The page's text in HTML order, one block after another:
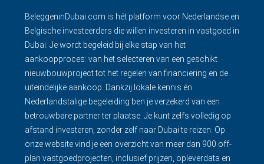
BeleggeninDubai.com is hét platform voor Nederlandse en
Belgische investeerders die willen investeren in vastgoed in
Dubai. Je wordt begeleid bij elke stap van het
aankoopproces: van het selecteren van een geschikt
nieuwbouwproject tot het regelen van financiering en de
uiteindelijke aankoop. Dankzij lokale kennis én
Nederlandstalige begeleiding ben je verzekerd van een
betrouwbare partner ter plaatse. Je kunt zelfs volledig op
afstand investeren, zonder zelf naar Dubai te reizen. Op
onze website vind je een overzicht van meer dan 900 off-
plan vastgoedprojecten, inclusief prijzen, opleverdata en